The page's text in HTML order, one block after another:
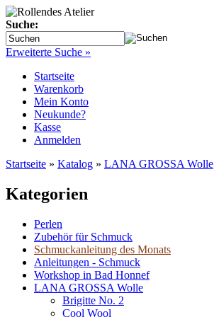
Suche:
Erweiterte Suche »
Startseite
Warenkorb
Mein Konto
Neukunde?
Kasse
Anmelden
Startseite » Katalog » LANA GROSSA Wolle
Kategorien
Perlen
Zubehör für Schmuck
Schmuckanleitung des Monats
Anleitungen - Schmuck
Workshop in Bad Honnef
LANA GROSSA Wolle
Brigitte No. 2
Cool Wool